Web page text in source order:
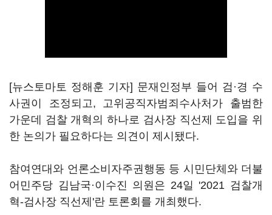
[뉴스토마토 정해훈 기자] 문재인정부 들어 검·경 수
사권이 조정되고, 고위공직자범죄수사처가 출범한
가운데 검찰 개혁의 하나로 검사장 직선제 도입을 위
한 논의가 필요하다는 의견이 제시됐다.
참여연대와 언론소비자주권행동 등 시민단체와 더불
어민주당 김남국·이수진 의원은 24일 '2021 검찰개
혁-검사장 직선제'란 토론회를 개최했다.